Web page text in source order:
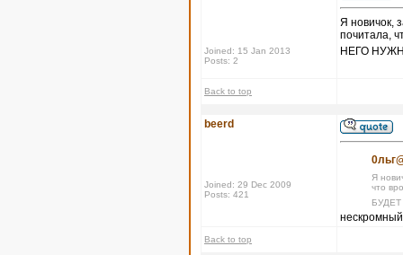
Joined: 15 Jan 2013
Posts: 2
Я новичок,
почитала,
НЕГО
Back to top
beerd
Joined: 29 Dec 2009
Posts: 421
Я
что
Back to top